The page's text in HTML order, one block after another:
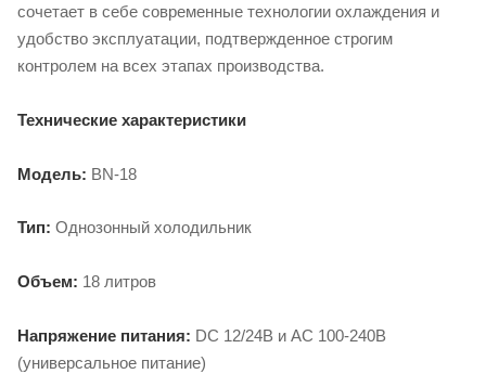
сочетает в себе современные технологии охлаждения и
удобство эксплуатации, подтвержденное строгим
контролем на всех этапах производства.
Технические характеристики
Модель: BN-18
Тип: Однозонный холодильник
Объем: 18 литров
Напряжение питания: DC 12/24В и AC 100-240В
(универсальное питание)